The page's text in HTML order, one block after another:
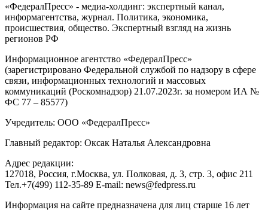
«ФедералПресс» - медиа-холдинг: экспертный канал,
информагентства, журнал. Политика, экономика,
происшествия, общество. Экспертный взгляд на жизнь
регионов РФ
Информационное агентство «ФедералПресс»
(зарегистрировано Федеральной службой по надзору в сфере
связи, информационных технологий и массовых
коммуникаций (Роскомнадзор) 21.07.2023г. за номером ИА №
ФС 77 – 85577)
Учредитель: ООО «ФедералПресс»
Главный редактор: Оксак Наталья Александровна
Адрес редакции:
127018, Россия, г.Москва, ул. Полковая, д. 3, стр. 3, офис 211
Тел.+7(499) 112-35-89 E-mail: news@fedpress.ru
Информация на сайте предназначена для лиц старше 16 лет